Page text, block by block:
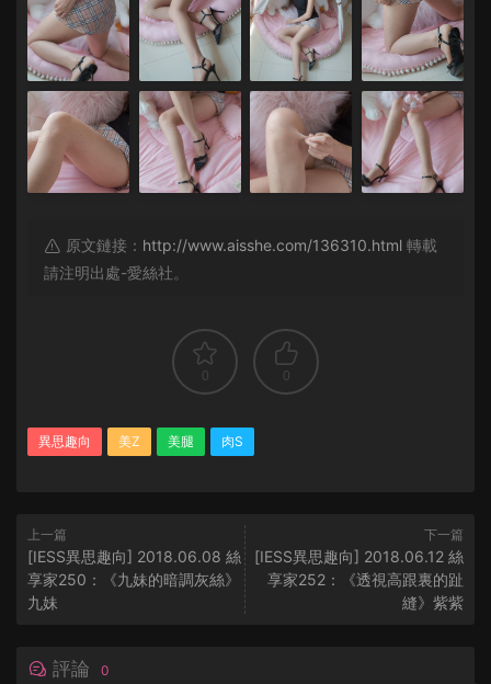
原文鏈接： http://www.aisshe.com/136310.html 轉載
請注明出處-愛絲社。
0 0
異思趣向 美Z 美腿 肉S
上一篇
[IESS異思趣向] 2018.06.08 絲
享家250：《九妹的暗調灰絲》
九妹
下一篇
[IESS異思趣向] 2018.06.12 絲
享家252：《透視高跟裏的趾
縫》紫紫
評論 0